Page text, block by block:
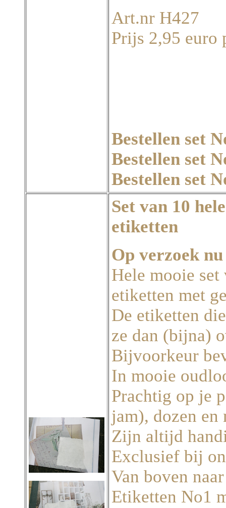
Art.nr H427
Prijs 2,95 euro
Bestellen set
Bestellen set
Bestellen set
Set van 10
etiketten
Op verzoek
Hele mooie
etiketten met
De etiketten
ze dan (bijna)
Bijvoorkeur
In mooie
Prachtig op je
jam), dozen en
Zijn altijd
Exclusief bij
Van boven
Etiketten No1